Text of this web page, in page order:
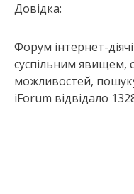
Довідка:
Форум інтернет-
суспільним явищем,
можливостей, пошуку
iForum відвідало